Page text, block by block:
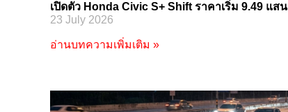
เปิดตัว Honda Civic S+ Shift ราคาเริ่ม 9.49 แสน
23 July 2026
อ่านบทความเพิ่มเติม »